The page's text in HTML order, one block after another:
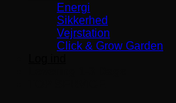
Energi
Sikkerhed
Vejrstation
Click & Grow Garden